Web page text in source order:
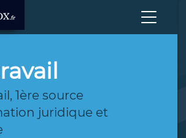
1ère source
juridique et